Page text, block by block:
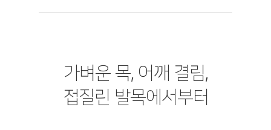
가벼운 목, 어깨 결림,
접질린 발목에서부터